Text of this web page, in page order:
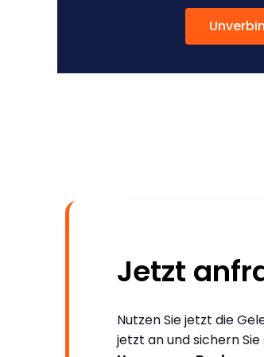
Jetzt
Nutzen Sie jetzt die
jetzt an und sichern